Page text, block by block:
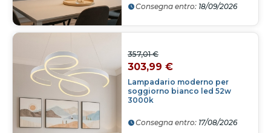
Consegna entro: 18/09/2026
Lampadario moderno per
soggiorno bianco led 52w
3000k
357,01 €
303,99 €
Consegna entro: 17/08/2026